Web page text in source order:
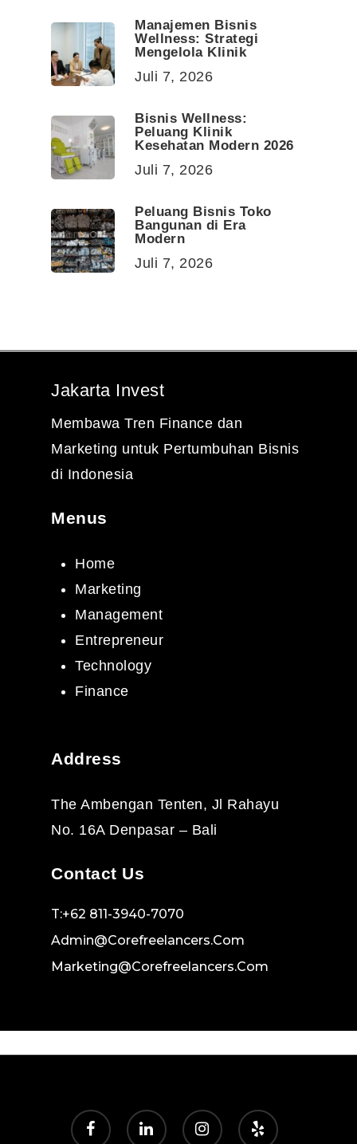
Manajemen Bisnis
Wellness: Strategi
Mengelola Klinik
Juli 7, 2026
Bisnis Wellness:
Peluang Klinik
Kesehatan Modern 2026
Juli 7, 2026
Peluang Bisnis Toko
Bangunan di Era
Modern
Juli 7, 2026
Jakarta Invest
Membawa Tren Finance dan
Marketing untuk Pertumbuhan Bisnis
di Indonesia
Menus
Home
Marketing
Management
Entrepreneur
Technology
Finance
Address
The Ambengan Tenten, Jl Rahayu
No. 16A Denpasar – Bali
Contact Us
T:+62 811-3940-7070
Admin@corefreelancers.com
Marketing@corefreelancers.com
facebook linkedin instagram yelp